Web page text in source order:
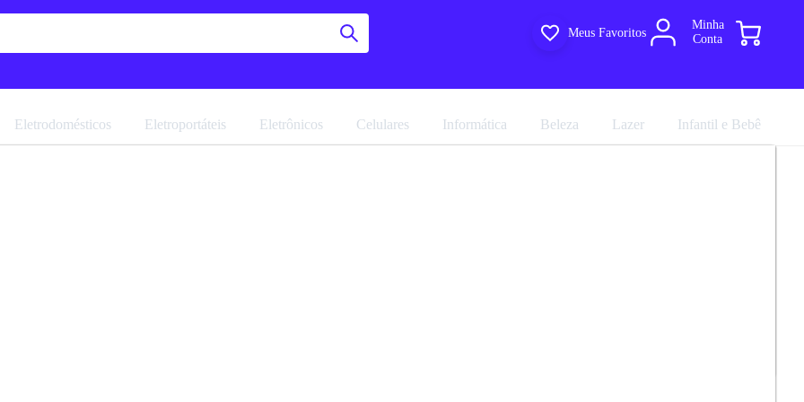
Meus Favoritos
Minha
Conta
Eletrodomésticos Eletroportáteis Eletrônicos Celulares Informática Beleza Lazer Infantil e Bebê